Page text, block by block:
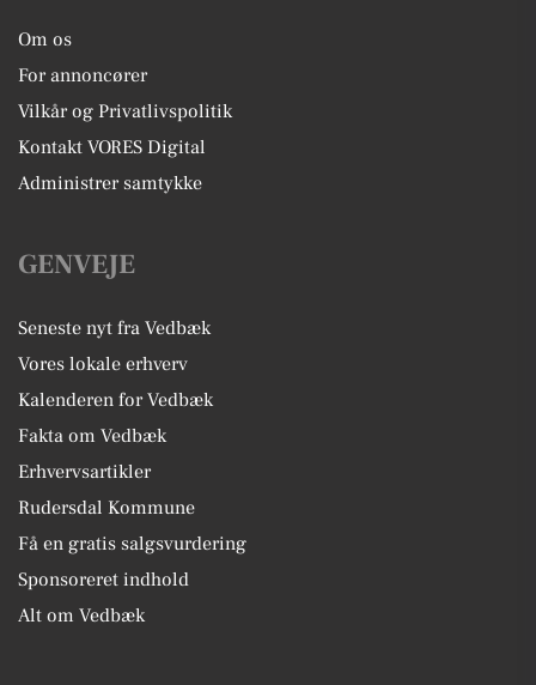
Om os
For annoncører
Vilkår og Privatlivspolitik
Kontakt VORES Digital
Administrer samtykke
GENVEJE
Seneste nyt fra Vedbæk
Vores lokale erhverv
Kalenderen for Vedbæk
Fakta om Vedbæk
Erhvervsartikler
Rudersdal Kommune
Få en gratis salgsvurdering
Sponsoreret indhold
Alt om Vedbæk